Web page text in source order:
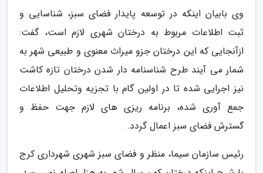
وی بابیان اینکه در توسعه پایدار فضای سبز، شناسایی و
ثبت اطلاعات مربوط به درختان شهری لازم است، گفت:
ازآنجایی که این درختان جزو میراث معنوی و طبیعی شهر به
شمار می آیند طرح شناسنامه دار شدن درختان تازه کاشت
نیز اجرایی شده تا در اولین گام با تجزیه وتحلیل اطلاعات
جمع آوری شده، برنامه ریزی های لازم جهت حفظ و
گسترش فضای سبز اعمال گردد.
رئیس سازمان سیما، منظر و فضای سبز شهری شهرداری کرج